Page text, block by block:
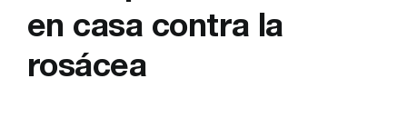
en casa contra la
rosácea